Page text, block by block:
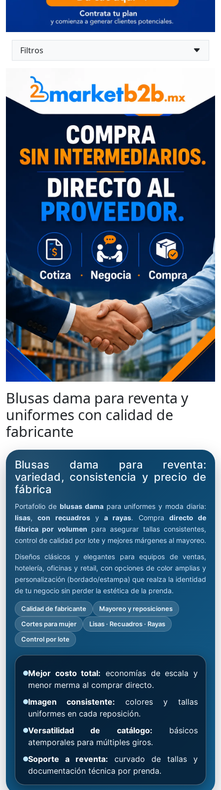
Filtros
Blusas dama para reventa y
uniformes con calidad de
fabricante
Blusas dama para reventa:
variedad, consistencia y precio de
fábrica
Portafolio de blusas damapara uniformes y moda diaria:
lisas,con recuadrosy a rayas. Compra directo de
fábrica por volumen para asegurar tallas consistentes,
control de calidad por lote y mejores márgenes al mayoreo.
Diseños clásicos y elegantes para equipos de ventas,
hotelería, oficinas y retail, con opciones de color amplias y
personalización (bordado/estampa) que realza la identidad
de tu negocio sin perder la estética de la prenda.
Calidad de fabricante
Mayoreo y reposiciones
Cortes para mujer
Lisas · Recuadros · Rayas
Control por lote
Mejor costo total: economías de escala y
menor merma al comprar directo.
Imagen consistente: colores y tallas
uniformes en cada reposición.
Versatilidad de catálogo: básicos
atemporales para múltiples giros.
Soporte a reventa: curvado de tallas y
documentación técnica por prenda.